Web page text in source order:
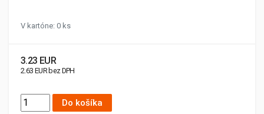
V kartóne: 0 ks
3.23 EUR
2.63 EUR bez DPH
Do košíka